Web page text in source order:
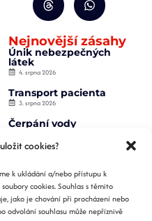
cookies?
k ukládání a/nebo přístupu k
cookies. Souhlas s těmito
jako je chování při procházení nebo
odvolání souhlasu může nepříznivě
Nejnovější zásahy
Únik nebezpečných
látek
4. srpna 2026
Transport pacienta
3. srpna 2026
Čerpání vody
Záchrana osoby z
2. srpna 2026
Požár nízké budovy
1. srpna 2026